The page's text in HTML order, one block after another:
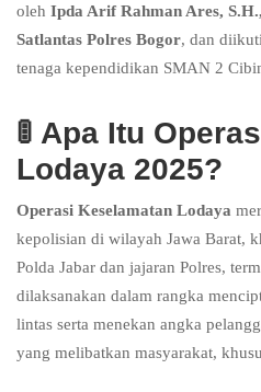
oleh Ipda Arif Rahman Ares,
Satlantas Polres Bogor, dan
tenaga kependidikan SMAN 2
🚦 Apa Itu
Lodaya 2025?
Operasi Keselamatan Lodaya
kepolisian di wilayah Jawa Barat,
Polda Jabar dan jajaran Polres,
dilaksanakan dalam rangka
lintas serta menekan angka
yang melibatkan masyarakat,